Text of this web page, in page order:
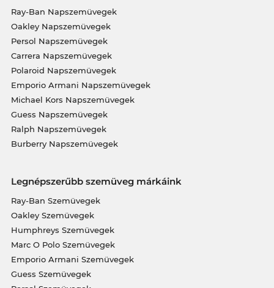
Ray-Ban Napszemüvegek
Oakley Napszemüvegek
Persol Napszemüvegek
Carrera Napszemüvegek
Polaroid Napszemüvegek
Emporio Armani Napszemüvegek
Michael Kors Napszemüvegek
Guess Napszemüvegek
Ralph Napszemüvegek
Burberry Napszemüvegek
Legnépszerűbb szemüveg márkáink
Ray-Ban Szemüvegek
Oakley Szemüvegek
Humphreys Szemüvegek
Marc O Polo Szemüvegek
Emporio Armani Szemüvegek
Guess Szemüvegek